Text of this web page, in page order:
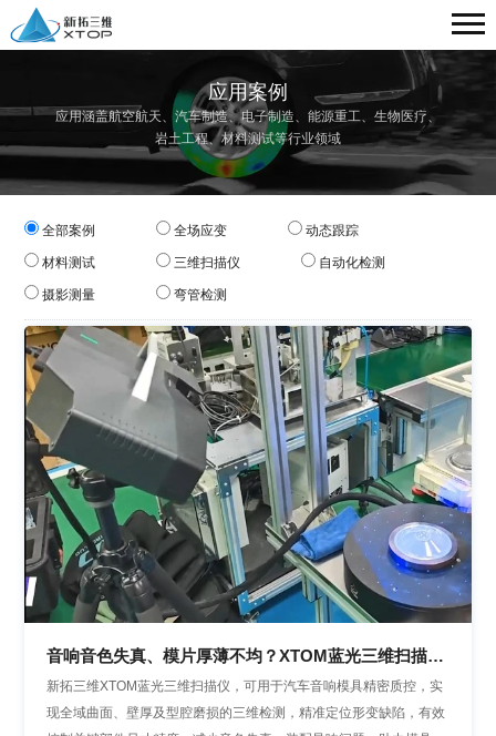
应用案例
应用涵盖航空航天、汽车制造、电子制造、能源重工、生物医疗、
岩土工程、材料测试等行业领域
全部案例 全场应变 动态跟踪
材料测试 三维扫描仪 自动化检测
摄影测量 弯管检测
音响音色失真、模片厚薄不均？XTOM蓝光三维扫描仪
解决汽车音响模具质控难题
新拓三维XTOM蓝光三维扫描仪，可用于汽车音响模具精密质控，实
现全域曲面、壁厚及型腔磨损的三维检测，精准定位形变缺陷，有效